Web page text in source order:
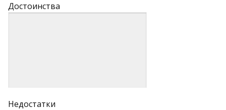
Достоинства
Недостатки